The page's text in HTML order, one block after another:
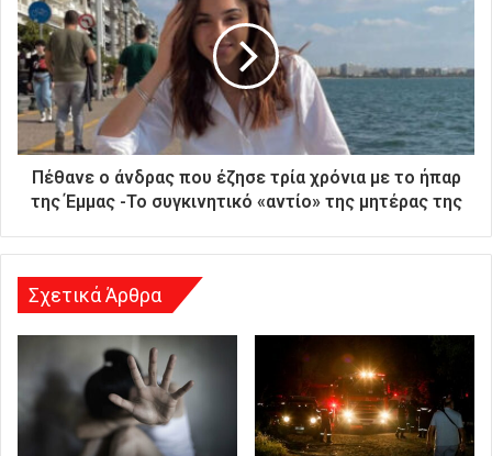
σ
α
ς
δ
ι
ε
ύ
σ
Πέθανε ο άνδρας που έζησε τρία χρόνια με το ήπαρ
της Έμμας -Το συγκινητικό «αντίο» της μητέρας της
Σχετικά Άρθρα